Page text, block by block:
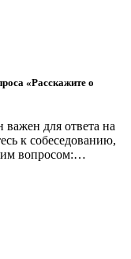
«Расскажите о
для ответа на
к собеседованию,
вопросом:…